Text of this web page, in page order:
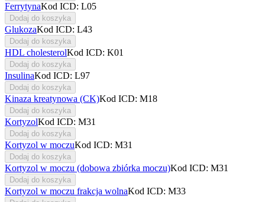
FerrytynaKod ICD: L05
Dodaj do koszyka
GlukozaKod ICD: L43
Dodaj do koszyka
HDL cholesterolKod ICD: K01
Dodaj do koszyka
InsulinaKod ICD: L97
Dodaj do koszyka
Kinaza kreatynowa (CK)Kod ICD: M18
Dodaj do koszyka
KortyzolKod ICD: M31
Dodaj do koszyka
Kortyzol w moczuKod ICD: M31
Dodaj do koszyka
Kortyzol w moczu (dobowa zbiórka moczu)Kod ICD: M31
Dodaj do koszyka
Kortyzol w moczu frakcja wolnaKod ICD: M33